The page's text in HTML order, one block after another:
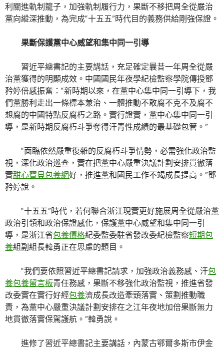
利關進軌制籠子，加強軌制履行力，果斷不移把周全從嚴治
黨向縱深推動，為完成“十五五”時代目的義務供給剛強保證。
果斷保護黨中心威望和集中同一引導
習近平總書記的主要講話，充足確定曩昔一年周全從嚴
治黨獲得的明顯成效。中國國民年夜學紀檢監察學院傳授鄧
矜婷倍感振奮：“新時期以來，在黨中心集中同一引導下，我
們黨勝利走出一條標本兼治、一體推動不敢腐不克不及腐不
想腐的中國特點反腐朽之路。實行證實，黨中心集中同一引
導，是新時期反腐朽斗爭奪得汗青性成績的最基礎包管。”
“面臨依然嚴重復雜的反腐朽斗爭情勢，必需強化政治監
視，深化政治巡查，實在把黨中心嚴重決議計劃安排貫徹落
實甜心寶貝包養網好，推進黨和國民工作不竭成長提高。”鄧
矜婷說。
“十五五”時代，若何聯合浙江現實更好施展周全從嚴治黨
政治引領和政治保證感化，保護黨中心威望和集中同一引
導，是浙江省包養價格紀委監委駐省發改委紀檢監察短期包
養組副組長韓勇正在思慮的題目。
“我們要依照習近平總書記請求，加強政治義務感、汗包
養包養留言板青任務感，果斷不移強化政治監視，推進省發
改委實在實行好經包養濟成長改造牽頭落實、策劃推動職
責，為黨中心嚴重決議計劃安排在之江年夜地加倍果斷無力
地貫徹落實保駕護航。”韓勇說。
進修了習近平總書記主要講話，內蒙古鄂爾多斯市伊金